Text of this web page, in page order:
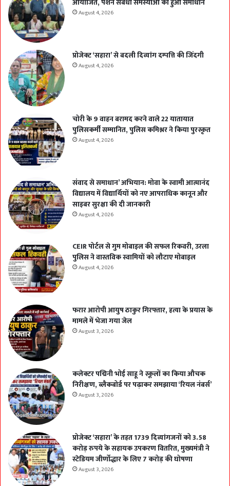
August 4, 2026
प्रोजेक्ट ‘सहारा’ से बदली दिव्यांग दम्पत्ति की जिंदगी
August 4, 2026
चोरी के 9 वाहन बरामद करने वाले 22 यातायात
पुलिसकर्मी सम्मानित, पुलिस कमिश्नर ने किया पुरस्कृत
August 4, 2026
संवाद से समाधान’ अभियान: मोवा के स्वामी आत्मानंद
विद्यालय में विद्यार्थियों को नए आपराधिक कानून और
साइबर सुरक्षा की दी जानकारी
August 4, 2026
CEIR पोर्टल से गुम मोबाइल की सफल रिकवरी, उरला
पुलिस ने वास्तविक स्वामियों को लौटाए मोबाइल
August 4, 2026
फरार आरोपी आयुष ठाकुर गिरफ्तार, हत्या के प्रयास के
मामले में भेजा गया जेल
August 3, 2026
कलेक्टर पद्मिनी भोई साहू ने स्कूलों का किया औचक
निरीक्षण, ब्लैकबोर्ड पर पढ़ाकर समझाया ‘रियल नंबर्स’
August 3, 2026
प्रोजेक्ट ‘सहारा’ के तहत 1739 दिव्यांगजनों को 3.58
करोड़ रुपये के सहायक उपकरण वितरित, मुख्यमंत्री ने
स्टेडियम जीर्णोद्धार के लिए 7 करोड़ की घोषणा
August 3, 2026